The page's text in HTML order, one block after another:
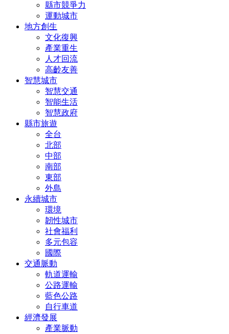
縣市競爭力
運動城市
地方創生
文化復興
產業重生
人才回流
高齡友善
智慧城市
智慧交通
智能生活
智慧政府
縣市旅遊
全台
北部
中部
南部
東部
外島
永續城市
環境
韌性城市
社會福利
多元包容
國際
交通脈動
軌道運輸
公路運輸
藍色公路
自行車道
經濟發展
產業脈動